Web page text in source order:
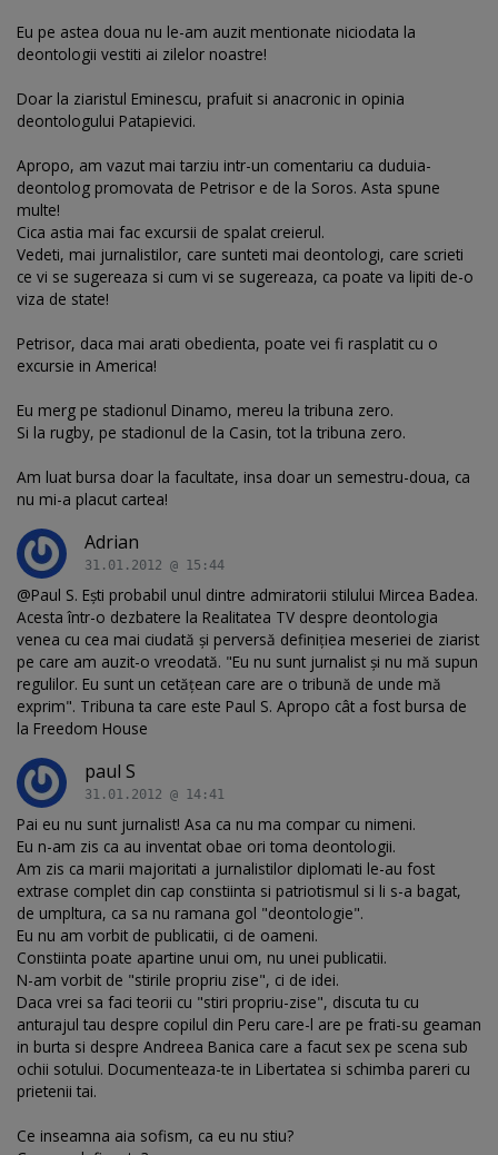
Eu pe astea doua nu le-am auzit mentionate niciodata la
deontologii vestiti ai zilelor noastre!
Doar la ziaristul Eminescu, prafuit si anacronic in opinia
deontologului Patapievici.
Apropo, am vazut mai tarziu intr-un comentariu ca duduia-
deontolog promovata de Petrisor e de la Soros. Asta spune
multe!
Cica astia mai fac excursii de spalat creierul.
Vedeti, mai jurnalistilor, care sunteti mai deontologi, care scrieti
ce vi se sugereaza si cum vi se sugereaza, ca poate va lipiti de-o
viza de state!
Petrisor, daca mai arati obedienta, poate vei fi rasplatit cu o
excursie in America!
Eu merg pe stadionul Dinamo, mereu la tribuna zero.
Si la rugby, pe stadionul de la Casin, tot la tribuna zero.
Am luat bursa doar la facultate, insa doar un semestru-doua, ca
nu mi-a placut cartea!
Adrian
31.01.2012 @ 15:44
@Paul S. Eşti probabil unul dintre admiratorii stilului Mircea Badea.
Acesta într-o dezbatere la Realitatea TV despre deontologia
venea cu cea mai ciudată şi perversă definiţiea meseriei de ziarist
pe care am auzit-o vreodată. "Eu nu sunt jurnalist şi nu mă supun
regulilor. Eu sunt un cetăţean care are o tribună de unde mă
exprim". Tribuna ta care este Paul S. Apropo cât a fost bursa de
la Freedom House
paul S
31.01.2012 @ 14:41
Pai eu nu sunt jurnalist! Asa ca nu ma compar cu nimeni.
Eu n-am zis ca au inventat obae ori toma deontologii.
Am zis ca marii majoritati a jurnalistilor diplomati le-au fost
extrase complet din cap constiinta si patriotismul si li s-a bagat,
de umpltura, ca sa nu ramana gol "deontologie".
Eu nu am vorbit de publicatii, ci de oameni.
Constiinta poate apartine unui om, nu unei publicatii.
N-am vorbit de "stirile propriu zise", ci de idei.
Daca vrei sa faci teorii cu "stiri propriu-zise", discuta tu cu
anturajul tau despre copilul din Peru care-l are pe frati-su geaman
in burta si despre Andreea Banica care a facut sex pe scena sub
ochii sotului. Documenteaza-te in Libertatea si schimba pareri cu
prietenii tai.
Ce inseamna aia sofism, ca eu nu stiu?